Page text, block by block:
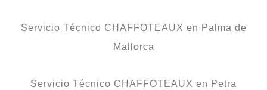
Servicio Técnico CHAFFOTEAUX en Palma de
Mallorca
Servicio Técnico CHAFFOTEAUX en Petra